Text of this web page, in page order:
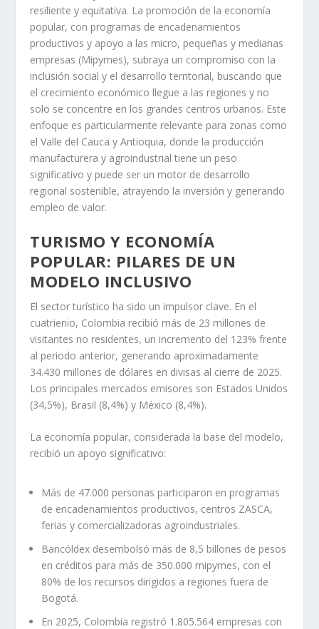
Este viraje en la política económica colombiana se
enmarca en un contexto de búsqueda de una mayor
autonomía productiva y reducción de la histórica
dependencia del país de los ingresos minero-
energéticos. Tradicionalmente, la economía cafetera, y
posteriormente la petrolera y carbonera, han definido
gran parte del PIB y las exportaciones colombianas. La
apuesta actual por la diversificación, especialmente en
la agroindustria y manufactura, busca mitigar la
volatilidad de los precios internacionales de los
commoditiesy construir una base económica más
resiliente y equitativa. La promoción de la economía
popular, con programas de encadenamientos
empresas (Mipymes), subraya un compromiso con la
inclusión social y el desarrollo territorial, buscando que
el crecimiento económico llegue a las regiones y no
solo se concentre en los grandes centros urbanos. Este
enfoque es particularmente relevante para zonas como
el Valle del Cauca y Antioquia, donde la producción
manufacturera y agroindustrial tiene un peso
significativo y puede ser un motor de desarrollo
regional sostenible, atrayendo la inversión y generando
empleo de valor.
POPULAR: PILARES DE UN
MODELO INCLUSIVO
El sector turístico ha sido un impulsor clave. En el
cuatrienio, Colombia recibió más de 23 millones de
visitantes no residentes, un incremento del 123% frente
34.430 millones de dólares en divisas al cierre de 2025.
Los principales mercados emisores son Estados Unidos
(34,5%), Brasil (8,4%) y México (8,4%).
La economía popular, considerada la base del modelo,